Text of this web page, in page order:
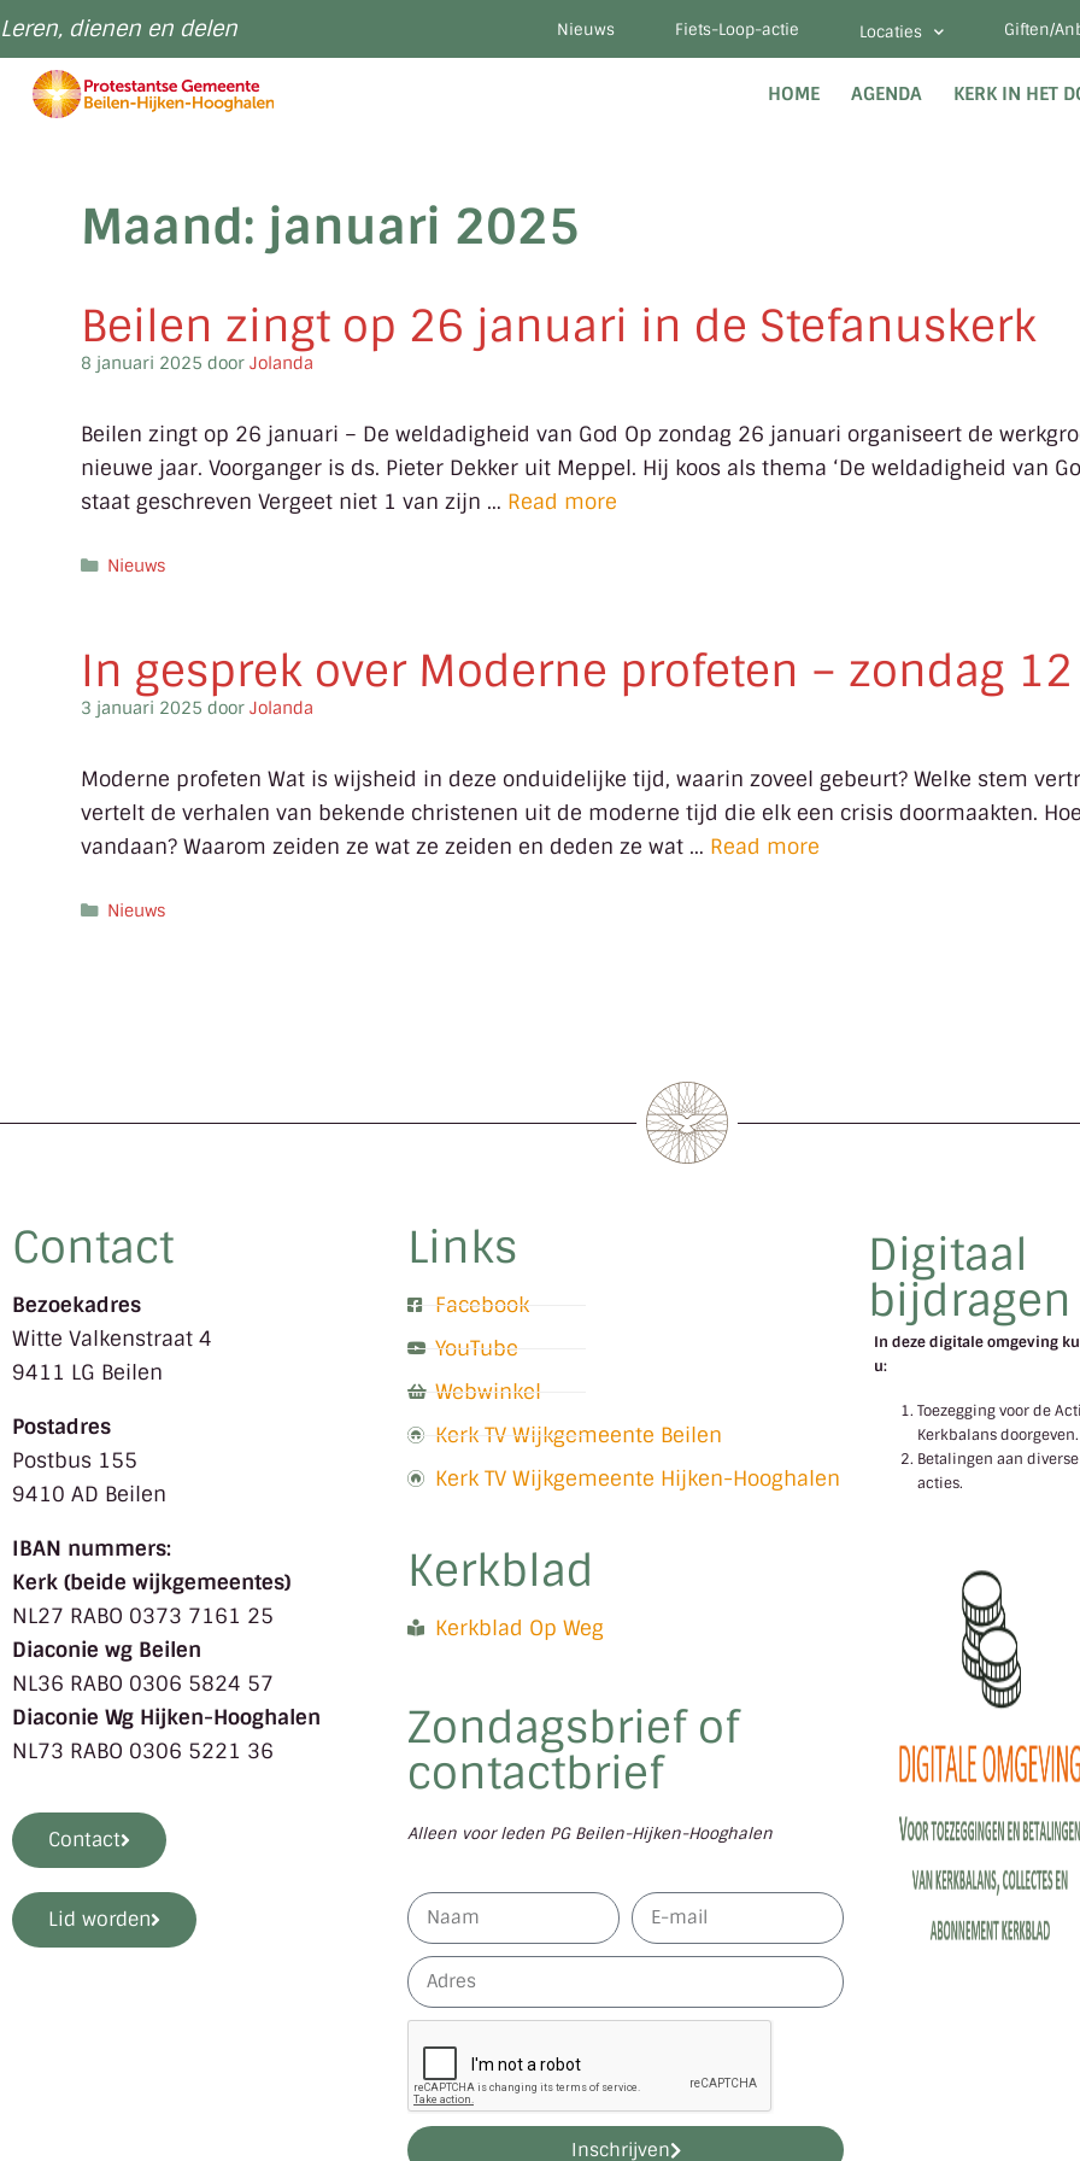
Leren, dienen en delen Nieuws Fiets-Loop-actie Locaties Giften/
HOME AGENDA KERK IN HET
Maand: januari 2025
Beilen zingt op 26 januari in de Stefanuskerk
8 januari 2025 door Jolanda
Beilen zingt op 26 januari – De weldadigheid van God Op zondag 26 januari organiseert de
nieuwe jaar. Voorganger is ds. Pieter Dekker uit Meppel. Hij koos als thema ‘De weldadigheid van
staat geschreven Vergeet niet 1 van zijn … Read more
Nieuws
In gesprek over Moderne profeten – zondag
3 januari 2025 door Jolanda
Moderne profeten Wat is wijsheid in deze onduidelijke tijd, waarin zoveel gebeurt? Welke stem
vertelt de verhalen van bekende christenen uit de moderne tijd die elk een crisis doormaakten.
vandaan? Waarom zeiden ze wat ze zeiden en deden ze wat … Read more
Nieuws
Contact
Bezoekadres
Witte Valkenstraat 4
9411 LG Beilen
Postadres
Postbus 155
9410 AD Beilen
IBAN nummers:
Kerk (beide wijkgemeentes)
NL27 RABO 0373 7161 25
Diaconie wg Beilen
NL36 RABO 0306 5824 57
Diaconie Wg Hijken-Hooghalen
NL73 RABO 0306 5221 36
Contact
Lid worden
Digitaal
bijdragen
In deze digitale omgeving
u:
Toezegging voor de
Kerkbalans doorgeven.
Betalingen aan diverse
acties.
Links
Facebook
YouTube
Webwinkel
Kerk TV Wijkgemeente Beilen
Kerk TV Wijkgemeente Hijken-Hooghalen
Kerkblad
Kerkblad Op Weg
Zondagsbrief of
contactbrief
Alleen voor leden PG Beilen-Hijken-Hooghalen
Inschrijven